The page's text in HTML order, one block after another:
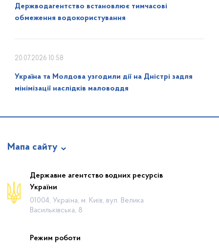
Держводагентство встановлює тимчасові
обмеження водокористування
20.07.2026 10:58
Україна та Молдова узгодили дії на Дністрі задля
мінімізації наслідків маловоддя
Мапа сайту
Про відомство
Діяльність
Громадянам
Публічна інформація
Державне агентство водних ресурсів
України
01004, Україна, м. Київ, вул. Велика
Васильківська, 8
Режим роботи